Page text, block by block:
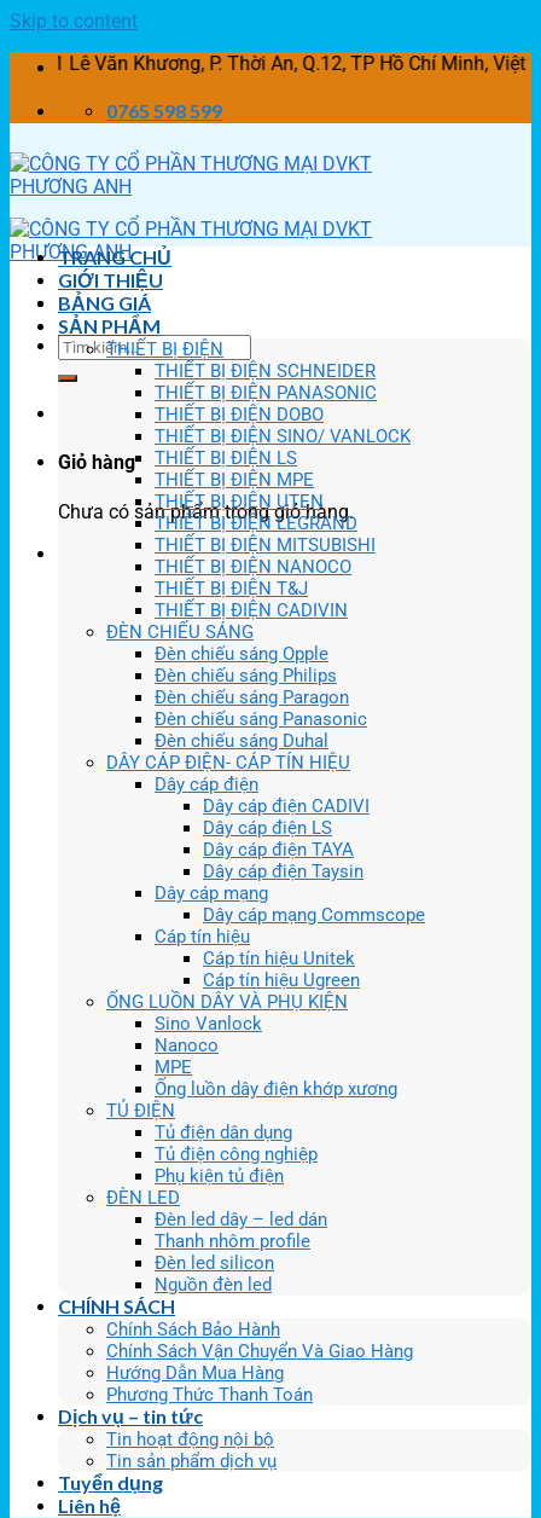
Skip to content
21 Lê Văn Khương, P. Thời An, Q.12, TP Hồ Chí Minh, Việt
0765 598 599
Giỏ hàng
Chưa có sản phẩm trong giỏ hàng.
TRANG CHỦ
GIỚI THIỆU
BẢNG GIÁ
SẢN PHẨM
THIẾT BỊ ĐIỆN
THIẾT BỊ ĐIỆN SCHNEIDER
THIẾT BỊ ĐIỆN PANASONIC
THIẾT BỊ ĐIỆN DOBO
THIẾT BỊ ĐIỆN SINO/ VANLOCK
THIẾT BỊ ĐIỆN LS
THIẾT BỊ ĐIỆN MPE
THIẾT BỊ ĐIỆN UTEN
THIẾT BỊ ĐIỆN LEGRAND
THIẾT BỊ ĐIỆN MITSUBISHI
THIẾT BỊ ĐIỆN NANOCO
THIẾT BỊ ĐIỆN T&J
THIẾT BỊ ĐIỆN CADIVIN
ĐÈN CHIẾU SÁNG
Đèn chiếu sáng Opple
Đèn chiếu sáng Philips
Đèn chiếu sáng Paragon
Đèn chiếu sáng Panasonic
Đèn chiếu sáng Duhal
DÂY CÁP ĐIỆN- CÁP TÍN HIỆU
Dây cáp điện
Dây cáp điện CADIVI
Dây cáp điện LS
Dây cáp điện TAYA
Dây cáp điện Taysin
Dây cáp mạng
Dây cáp mạng Commscope
Cáp tín hiệu
Cáp tín hiệu Unitek
Cáp tín hiệu Ugreen
ỐNG LUỒN DÂY VÀ PHỤ KIỆN
Sino Vanlock
Nanoco
MPE
Ống luồn dây điện khớp xương
TỦ ĐIỆN
Tủ điện dân dụng
Tủ điện công nghiệp
Phụ kiện tủ điện
ĐÈN LED
Đèn led dây – led dán
Thanh nhôm profile
Đèn led silicon
Nguồn đèn led
CHÍNH SÁCH
Chính Sách Bảo Hành
Chính Sách Vận Chuyển Và Giao Hàng
Hướng Dẫn Mua Hàng
Phương Thức Thanh Toán
Dịch vụ – tin tức
Tin hoạt động nội bộ
Tin sản phẩm dịch vụ
Tuyển dụng
Liên hệ